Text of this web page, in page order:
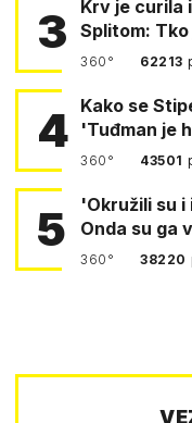
3
Krv je curila
Splitom:
360° 62213
4 Kako se
'Tuđman je
360° 43501
5
'Okružili su
Onda su ga
360° 38220